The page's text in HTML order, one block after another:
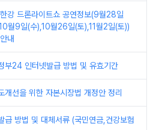
강 드론라이트쇼 공연정보(9월28일
월9일(수),10월26일(토),11월2일(토))
내
부24 인터넷발급 방법 및 유효기간
개선을 위한 자본시장법 개정안 정리
급 방법 및 대체서류 (국민연금,건강보험